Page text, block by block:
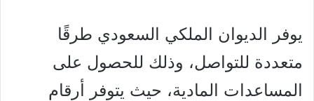
يوفر الديوان الملكي السعودي طرقًا
متعددة للتواصل، وذلك للحصول على
المساعدات المادية، حيث يتوفر أرقام